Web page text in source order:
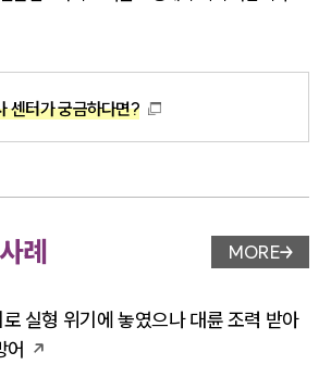
센터가 궁금하다면?
례 업무사례
MORE
실형 위기에 놓였으나 대륜 조력 받아
어